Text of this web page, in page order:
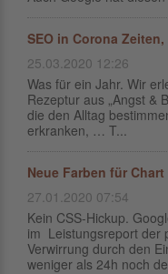
SEO in Corona
25.03.2020 12:26
Was für ein Jahr. Wir
Rezeptur aus „Angst &
die den Alltag
erkranken, … T...
Neue Farben für
27.01.2020 07:54
Kein CSS-Hickup.
im Leistungsreport der
Verwirrung durch den
weniger als 24h noch